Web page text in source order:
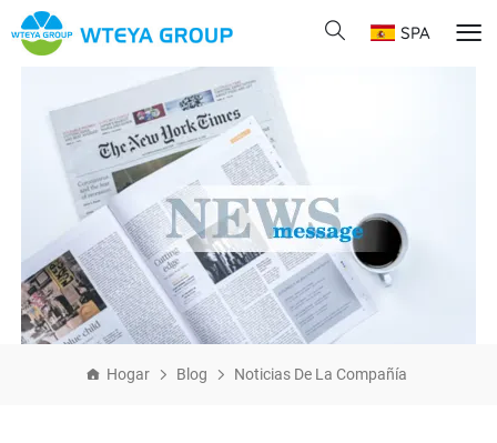
SPA
Hogar Blog Noticias De La Compañía